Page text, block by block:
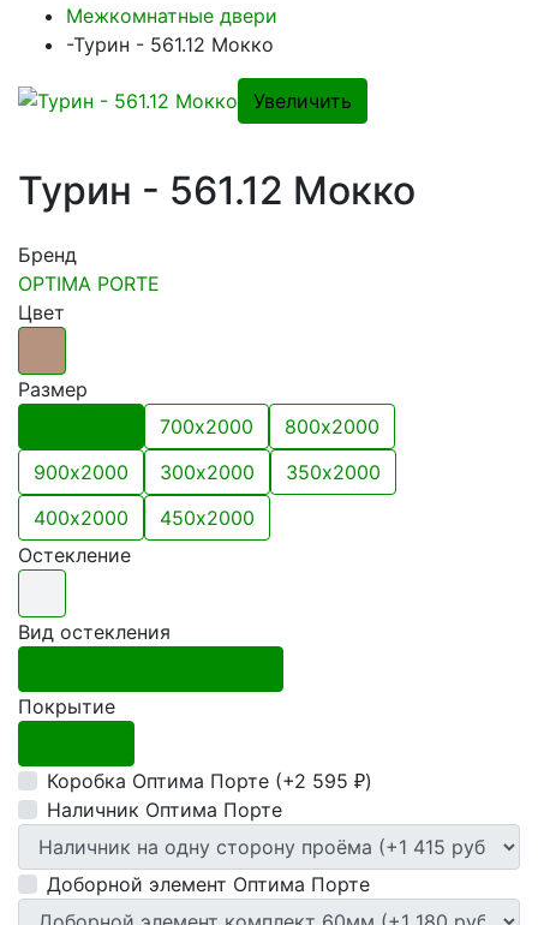
Межкомнатные двери
-Турин - 561.12 Мокко
Увеличить
Турин - 561.12 Мокко
Бренд
OPTIMA PORTE
Цвет
Размер
700х2000
800х2000
900х2000
300х2000
350х2000
400х2000
450х2000
Остекление
Вид остекления
Покрытие
Коробка Оптима Порте (+2 595 ₽)
Наличник Оптима Порте
Доборной элемент Оптима Порте